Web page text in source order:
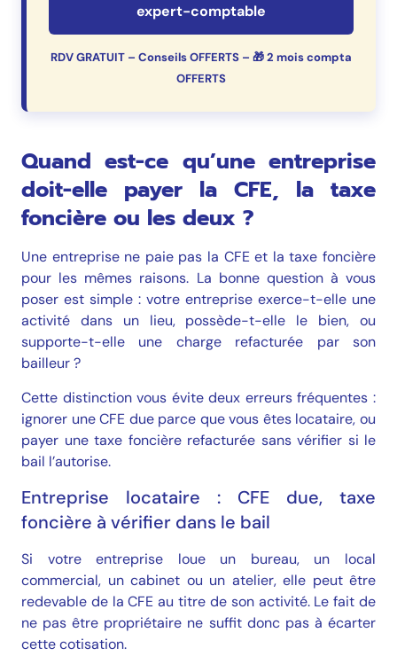
expert-comptable
RDV GRATUIT – Conseils OFFERTS – 🎁 2 mois compta
OFFERTS
Quand est-ce qu’une entreprise
doit-elle payer la CFE, la taxe
foncière ou les deux ?
Une entreprise ne paie pas la CFE et la taxe foncière
pour les mêmes raisons. La bonne question à vous
poser est simple : votre entreprise exerce-t-elle une
activité dans un lieu, possède-t-elle le bien, ou
supporte-t-elle une charge refacturée par son
bailleur ?
Cette distinction vous évite deux erreurs fréquentes :
ignorer une CFE due parce que vous êtes locataire, ou
payer une taxe foncière refacturée sans vérifier si le
bail l’autorise.
Entreprise locataire : CFE due, taxe
foncière à vérifier dans le bail
Si votre entreprise loue un bureau, un local
commercial, un cabinet ou un atelier, elle peut être
redevable de la CFE au titre de son activité. Le fait de
ne pas être propriétaire ne suffit donc pas à écarter
cette cotisation.